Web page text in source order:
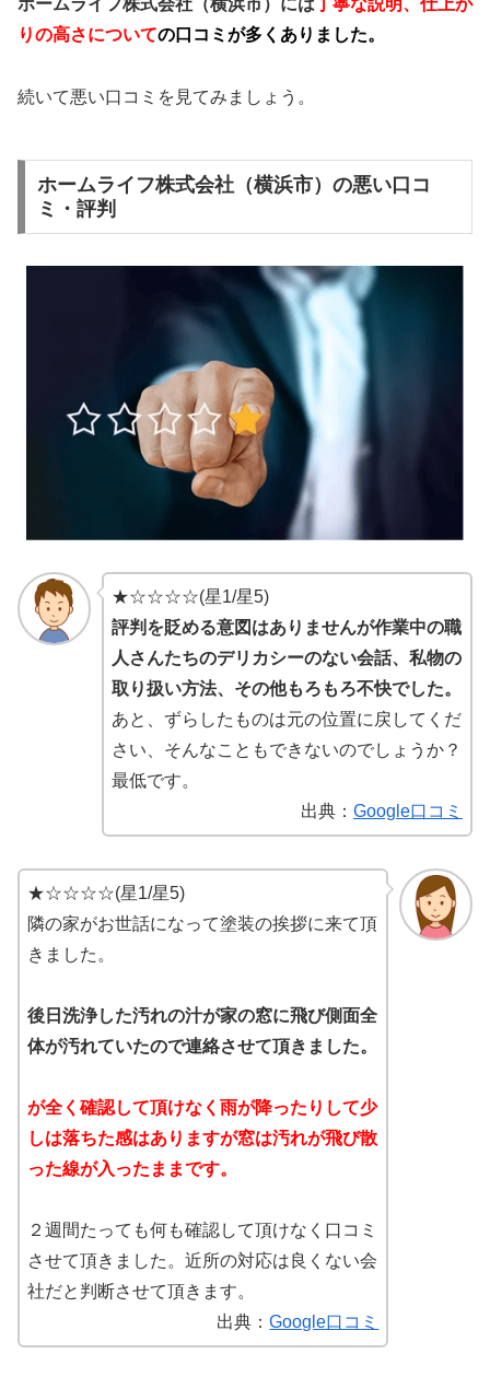
ホームライフ株式会社（横浜市）には丁寧な説明、仕上が
りの高さについての口コミが多くありました。
続いて悪い口コミを見てみましょう。
ホームライフ株式会社（横浜市）の悪い口コ
ミ・評判
★☆☆☆☆(星1/星5)
評判を貶める意図はありませんが作業中の職
人さんたちのデリカシーのない会話、私物の
取り扱い方法、その他もろもろ不快でした。
あと、ずらしたものは元の位置に戻してくだ
さい、そんなこともできないのでしょうか？
最低です。
出典： Google口コミ
★☆☆☆☆(星1/星5)
隣の家がお世話になって塗装の挨拶に来て頂
きました。
後日洗浄した汚れの汁が家の窓に飛び側面全
体が汚れていたので連絡させて頂きました。
が全く確認して頂けなく雨が降ったりして少
しは落ちた感はありますが窓は汚れが飛び散
った線が入ったままです。
２週間たっても何も確認して頂けなく口コミ
させて頂きました。近所の対応は良くない会
社だと判断させて頂きます。
出典：Google口コ ミ